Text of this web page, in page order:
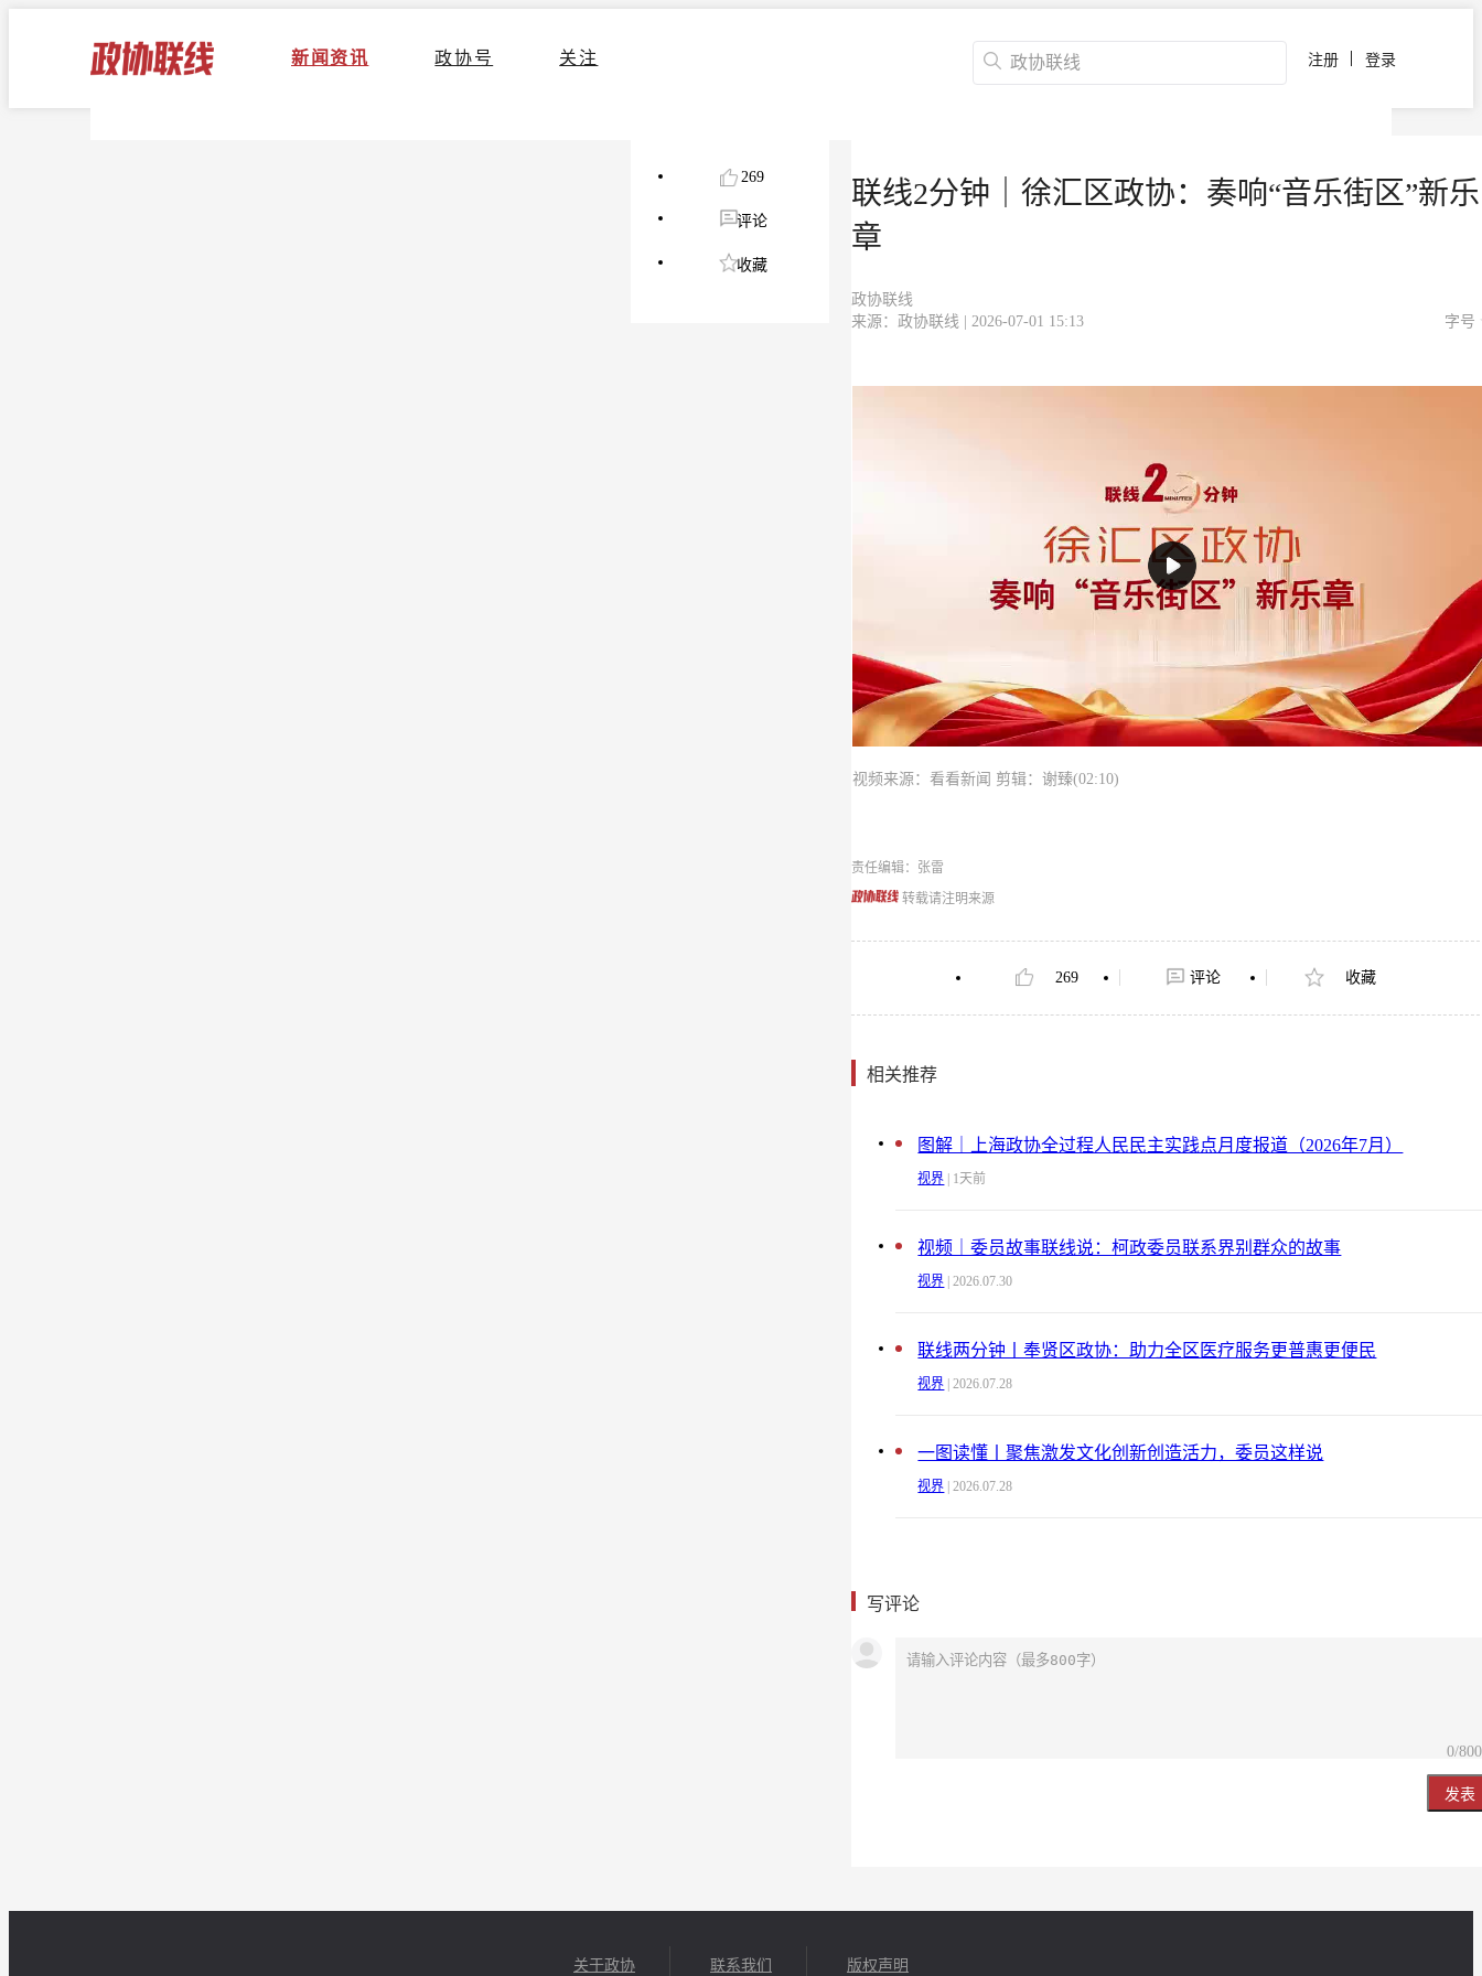
新闻资讯 政协号 关注 注册 登录
269
评论
收藏
联线2分钟｜徐汇区政协：奏响“音乐街区”新乐
章
政协联线
来源：政协联线 | 2026-07-01 15:13
字号
视频来源：看看新闻 剪辑：谢臻(02:10)
责任编辑：张雷
转载请注明来源
269 评论 收藏
相关推荐
图解｜上海政协全过程人民民主实践点月度报道（2026年7月）
视界 | 1天前
视频｜委员故事联线说：柯政委员联系界别群众的故事
视界 | 2026.07.30
联线两分钟丨奉贤区政协：助力全区医疗服务更普惠更便民
视界 | 2026.07.28
一图读懂丨聚焦激发文化创新创造活力，委员这样说
视界 | 2026.07.28
写评论
0/800
发表
关于政协 联系我们 版权声明